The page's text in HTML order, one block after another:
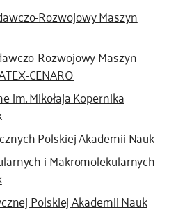
Rozwojowy Maszyn
Rozwojowy Maszyn
CENARO
im. Mikołaja Kopernika
Polskiej Akademii Nauk
i Makromolekularnych
Polskiej Akademii Nauk